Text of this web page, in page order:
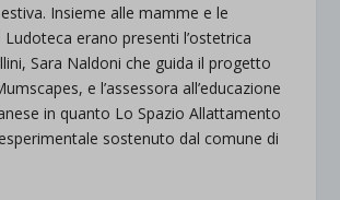
Insieme alle mamme e le
Ludoteca erano presenti l’ostetrica
Sara Naldoni che guida il progetto
, e l’assessora all’educazione
in quanto Lo Spazio Allattamento
sostenuto dal comune di